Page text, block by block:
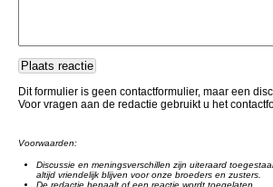
Dit formulier is geen contactformulier, maar een
Voor vragen aan de redactie gebruikt u het
Voorwaarden:
Discussie en meningsverschillen zijn uiteraard
altijd vriendelijk blijven voor onze broeders en zusters.
De redactie bepaalt of een reactie wordt toegelaten.